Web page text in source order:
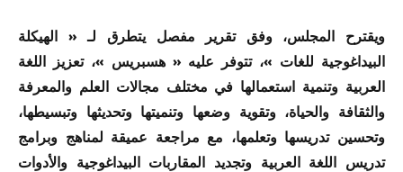
ويقترح المجلس، وفق تقرير مفصل يتطرق لـ « الهيكلة
البيداغوجية للغات »، تتوفر عليه « هسبريس »، تعزيز اللغة
العربية وتنمية استعمالها في مختلف مجالات العلم والمعرفة
والثقافة والحياة، وتقوية وضعها وتنميتها وتحديثها وتبسيطها،
وتحسين تدريسها وتعلمها، مع مراجعة عميقة لمناهج وبرامج
تدريس اللغة العربية وتجديد المقاربات البيداغوجية والأدوات